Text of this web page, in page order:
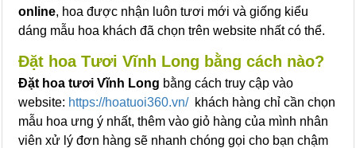
online, hoa được nhận luôn tươi mới và giống kiểu
dáng mẫu hoa khách đã chọn trên website nhất có thể.
Đặt hoa Tươi Vĩnh Long bằng cách nào?
Đặt hoa tươi Vĩnh Long bằng cách truy cập vào
website: https://hoatuoi360.vn/khách hàng chỉ cần chọn
mẫu hoa ưng ý nhất, thêm vào giỏ hàng của mình nhân
viên xử lý đơn hàng sẽ nhanh chóng gọi cho bạn chậm